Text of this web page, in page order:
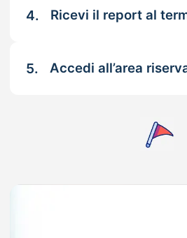
4. Ricevi il report al
5. Accedi all’area